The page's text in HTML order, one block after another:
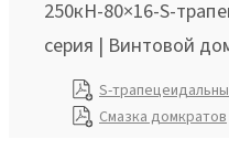
250кН-80×16-S-
серия | Винтовой
S-
Смазка домкратов